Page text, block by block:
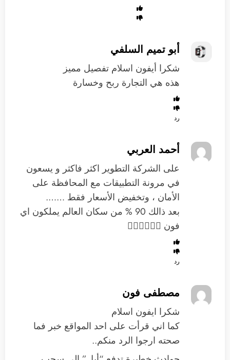
أبو تميم السلفي
شكرا أيفون اسلام تفصيل مميز
هذه هي التجارة ربح وخسارة
رد
أحمد العربي
على الشركة التطوير اكثر فاكثر و يسعون
في مرونة التطبيقات مع المحافظة على
الأمان ، وتخفيض الأسعار فقط …….
بعد ذالك 90 ‎%‎ من سكان العالم يملكون اي
فون 👍🏼👍🏼👍🏼
رد
مصطفى فون
شكرا ايفون اسلام
كما اني قرأت على احد المواقع خبر فما
صحته ارجوا الرد منكم..